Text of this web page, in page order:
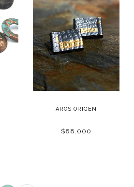
AROS ORIGEN
$88.000